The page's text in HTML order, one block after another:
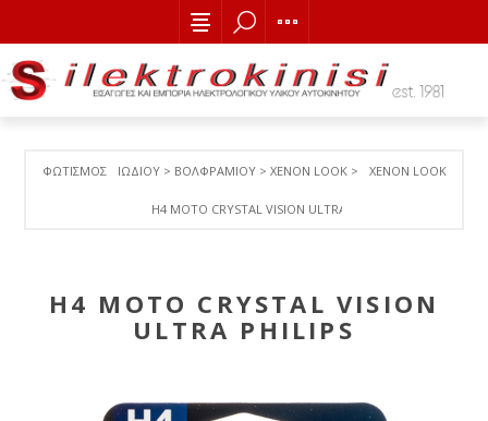
ΦΩΤΙΣΜΟΣ ΙΩΔΙΟΥ > ΒΟΛΦΡΑΜΙΟY > ΧΕΝΟΝ LOOK > XENON LOOK
H4 MOTO CRYSTAL VISION ULTRA PHILIPS
H4 MOTO CRYSTAL VISION
ULTRA PHILIPS